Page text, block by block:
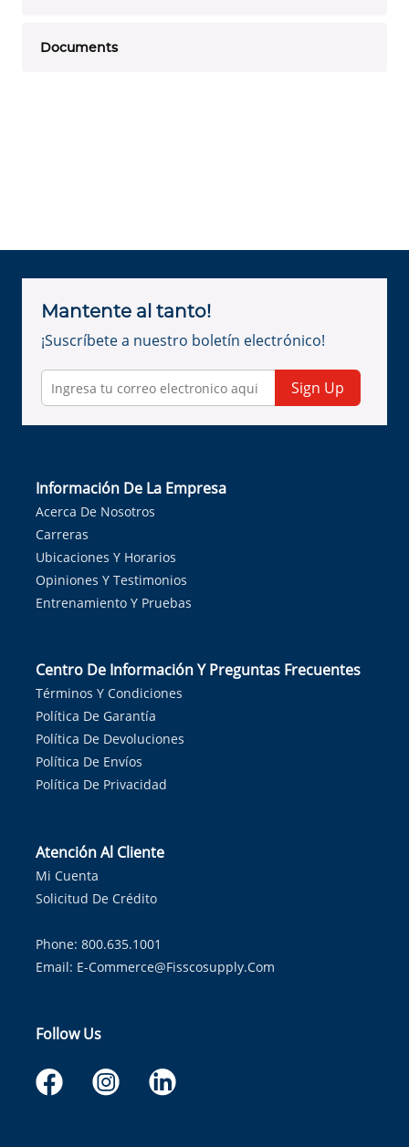
Documents
Mantente al tanto!
¡Suscríbete a nuestro boletín electrónico!
Sign Up
Información De La Empresa
Acerca De Nosotros
Carreras
Ubicaciones Y Horarios
Opiniones Y Testimonios
Entrenamiento Y Pruebas
Centro De Información Y Preguntas Frecuentes
Términos Y Condiciones
Política De Garantía
Política De Devoluciones
Política De Envíos
Política De Privacidad
Atención Al Cliente
Mi Cuenta
Solicitud De Crédito
Phone: 800.635.1001
Email: E-Commerce@fisscosupply.com
Follow Us